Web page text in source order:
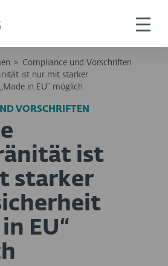
> Compliance und Vorschriften
ist nur mit starker
in EU“ möglich
VORSCHRIFTEN
ist
starker
EU“